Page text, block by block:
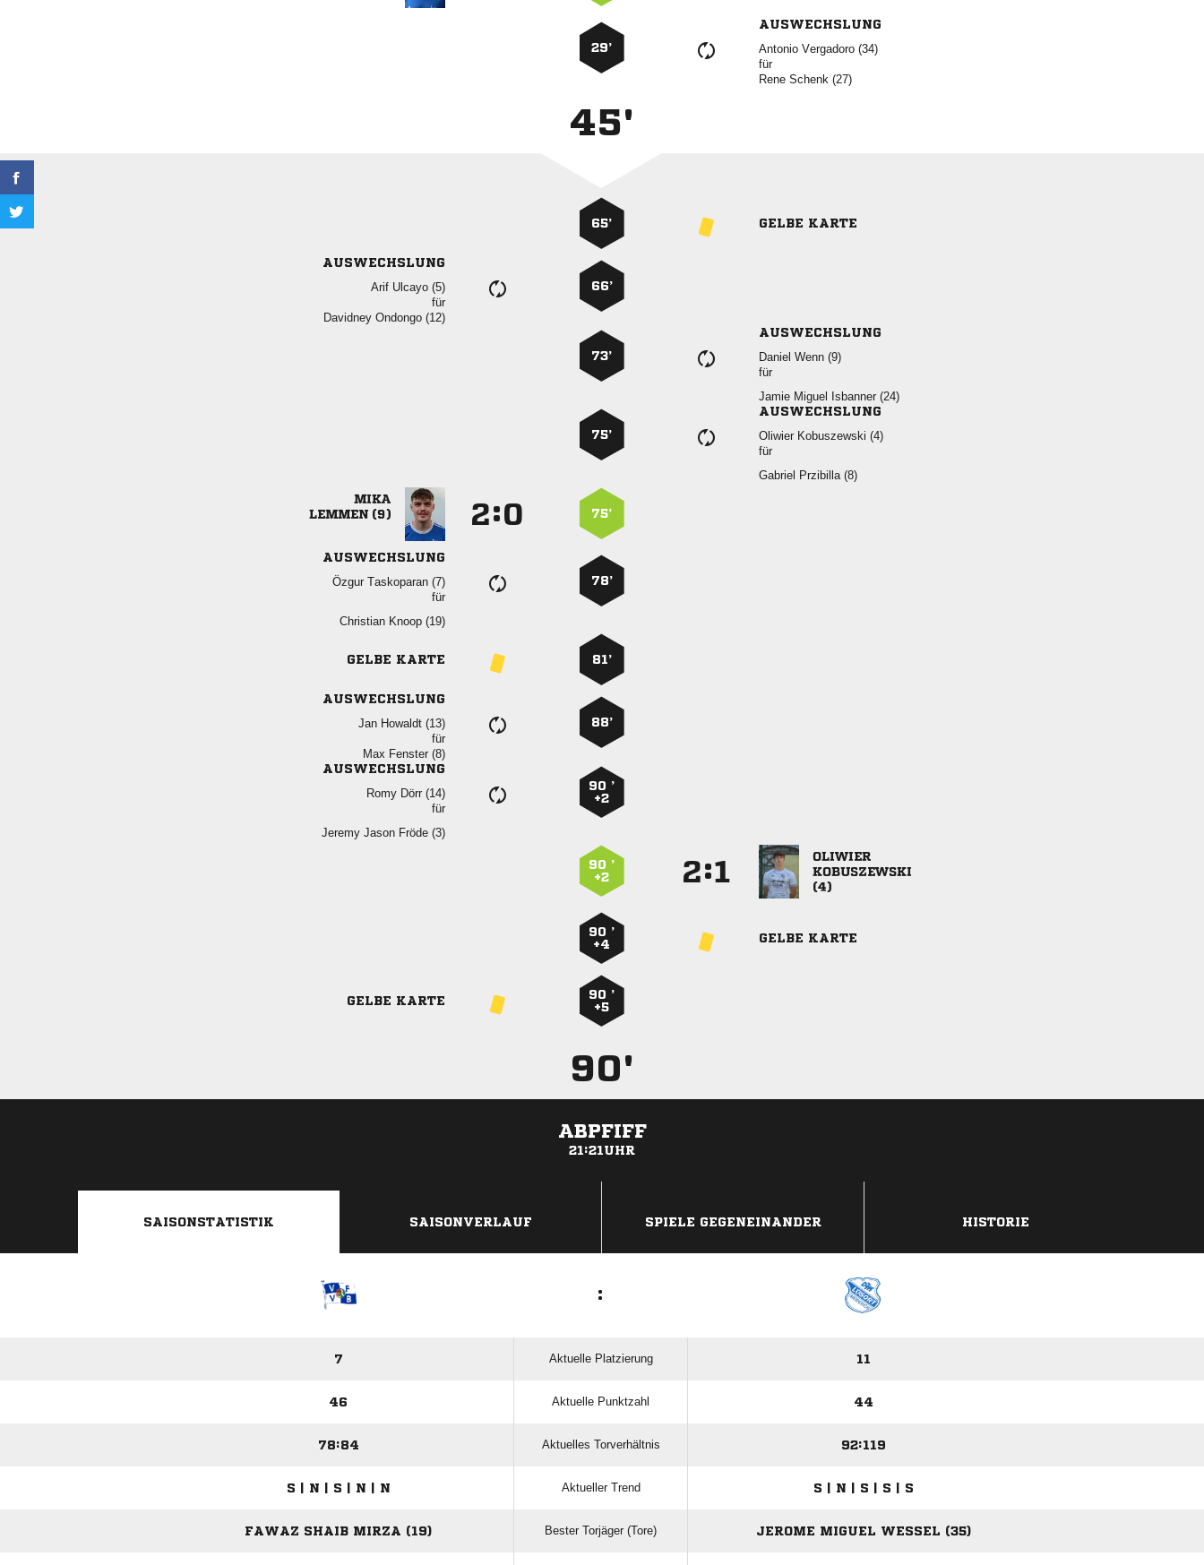
29’
AUSWECHSLUNG
  
für
  
45'
65’ GELBE KARTE
AUSWECHSLUNG
  
für
  
66’
73’
AUSWECHSLUNG
  
für
   
75’
AUSWECHSLUNG
  
für
  

 
: 75’
AUSWECHSLUNG
  
für
  
78’
GELBE KARTE 81’
AUSWECHSLUNG
  
für
  
88’
AUSWECHSLUNG
  
für
   
90 ’
+2
90 ’
+2
:



90 ’
+4
GELBE KARTE
GELBE KARTE
90 ’
+5
90'
ABPFIFF
21:21UHR
SAISONSTATISTIK SAISONVERLAUF SPIELE GEGENEINANDER HISTORIE
:
7 Aktuelle Platzierung 11
46 Aktuelle Punktzahl 44
78:84 Aktuelles Torverhältnis 92:119
S | N | S | N | N Aktueller Trend S | N | S | S | S
FAWAZ SHAIB MIRZA (19) Bester Torjäger (Tore) JEROME MIGUEL WESSEL (35)